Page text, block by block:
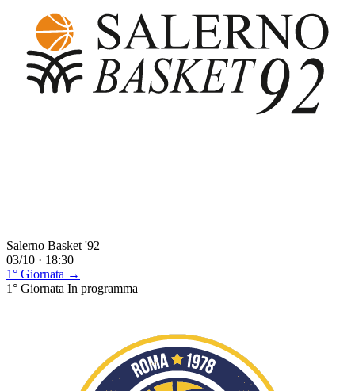
Salerno Basket '92
03/10 · 18:30
1° Giornata →
1° Giornata In programma